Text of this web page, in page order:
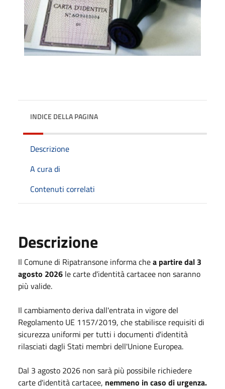
INDICE DELLA PAGINA
Descrizione
A cura di
Contenuti correlati
Descrizione
Il Comune di Ripatransone informa chea partire dal 3
agosto 2026 le carte d'identità cartacee non saranno
più valide.
Il cambiamento deriva dall'entrata in vigore del
Regolamento UE 1157/2019, che stabilisce requisiti di
sicurezza uniformi per tutti i documenti d'identità
rilasciati dagli Stati membri dell'Unione Europea.
Dal 3 agosto 2026 non sarà più possibile richiedere
carte d'identità cartacee, nemmeno in caso di urgenza.